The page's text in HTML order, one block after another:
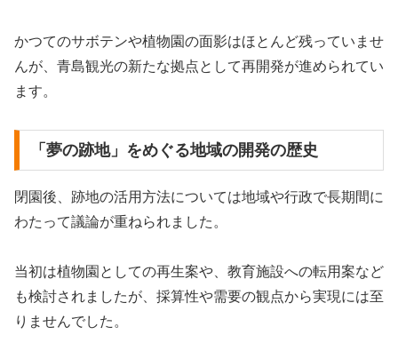
かつてのサボテンや植物園の面影はほとんど残っていませ
んが、青島観光の新たな拠点として再開発が進められてい
ます。
「夢の跡地」をめぐる地域の開発の歴史
閉園後、跡地の活用方法については地域や行政で長期間に
わたって議論が重ねられました。
当初は植物園としての再生案や、教育施設への転用案など
も検討されましたが、採算性や需要の観点から実現には至
りませんでした。